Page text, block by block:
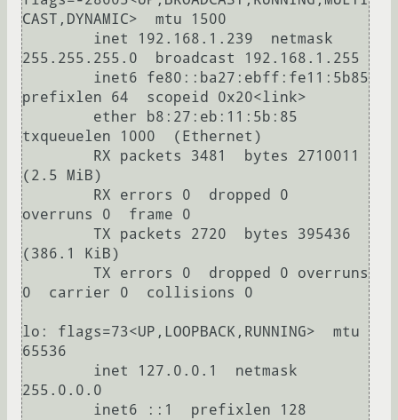
CAST,DYNAMIC>  mtu 1500
255.255.255.0  broadcast 192.168.1.255
prefixlen 64  scopeid 0x20<link>
txqueuelen 1000  (Ethernet)
(2.5 MiB)
overruns 0  frame 0
(386.1 KiB)
0  carrier 0  collisions 0
lo: flags=73<UP,LOOPBACK,RUNNING>  mtu
65536
255.0.0.0